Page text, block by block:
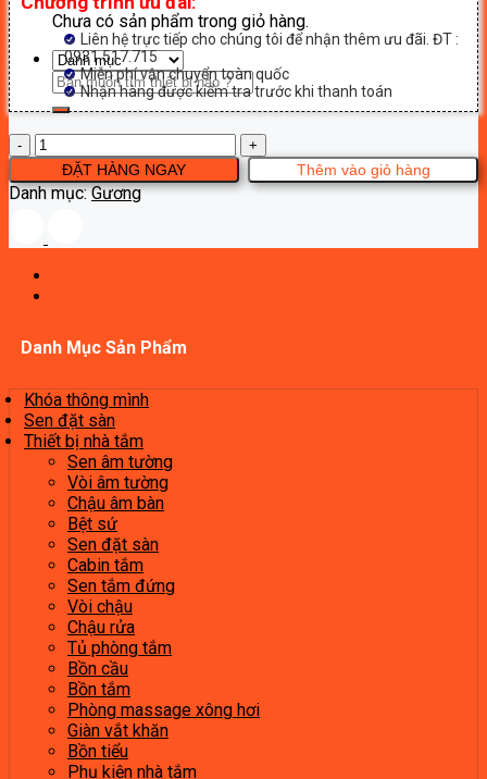
Chưa có sản phẩm trong giỏ hàng.
Tìm
kiếm:
Liên hệ trực tiếp cho chúng tôi để nhận thêm ưu đãi. ĐT :
0931.517.715
Miễn phí vận chuyển toàn quốc
Nhận hàng được kiểm tra trước khi thanh toán
Gương
Breven
MR504-
80
lượng
Thêm vào giỏ hàng
ĐẶT HÀNG NGAY
Danh mục:Gương
Danh Mục Sản Phẩm
Khóa thông mình
Sen đặt sàn
Thiết bị nhà tắm
Sen âm tường
Vòi âm tường
Chậu âm bàn
Bệt sứ
Sen đặt sàn
Cabin tắm
Sen tắm đứng
Vòi chậu
Chậu rửa
Tủ phòng tắm
Bồn cầu
Bồn tắm
Phòng massage xông hơi
Giàn vắt khăn
Bồn tiểu
Phụ kiện nhà tắm